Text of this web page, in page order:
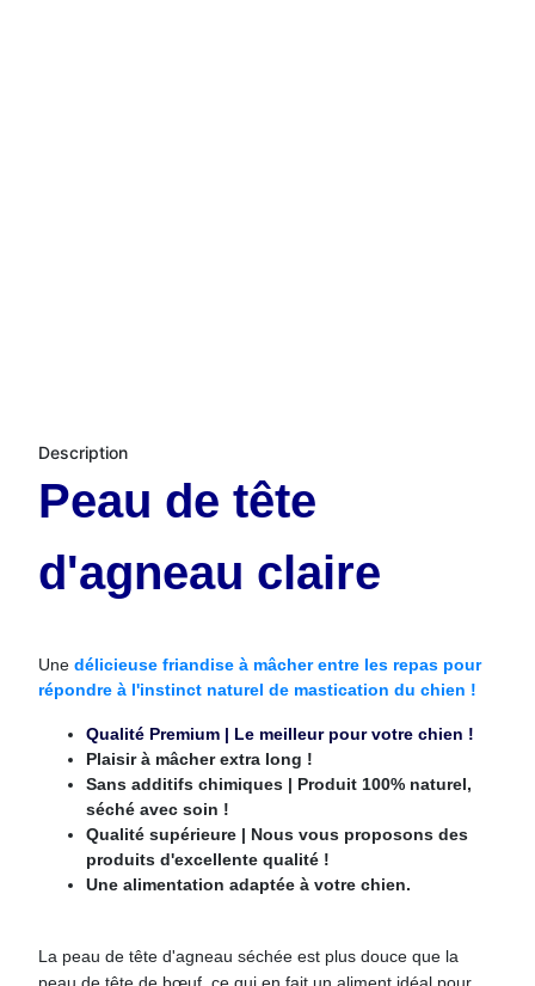
Description
Peau de tête
d'agneau claire
Une délicieuse friandise à mâcher entre les repas pour
répondre à l'instinct naturel de mastication du chien !
Qualité Premium | Le meilleur pour votre chien !
Plaisir à mâcher extra long !
Sans additifs chimiques | Produit 100% naturel,
séché avec soin !
Qualité supérieure | Nous vous proposons des
produits d'excellente qualité !
Une alimentation adaptée à votre chien.
La peau de tête d'agneau séchée est plus douce que la